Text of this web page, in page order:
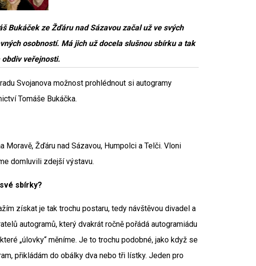
Bukáček ze Žďáru nad Sázavou začal už ve svých
osobností. Má jich už docela slušnou sbírku a tak
veřejnosti.
Svojanova možnost prohlédnout si autogramy
Tomáše Bukáčka.
Moravě, Žďáru nad Sázavou, Humpolci a Telči. Vloni
domluvili zdejší výstavu.
sbírky?
získat je tak trochu postaru, tedy návštěvou divadel a
autogramů, který dvakrát ročně pořádá autogramiádu
„úlovky“ měníme. Je to trochu podobné, jako když se
přikládám do obálky dva nebo tři lístky. Jeden pro